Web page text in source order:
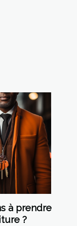
à prendre
?